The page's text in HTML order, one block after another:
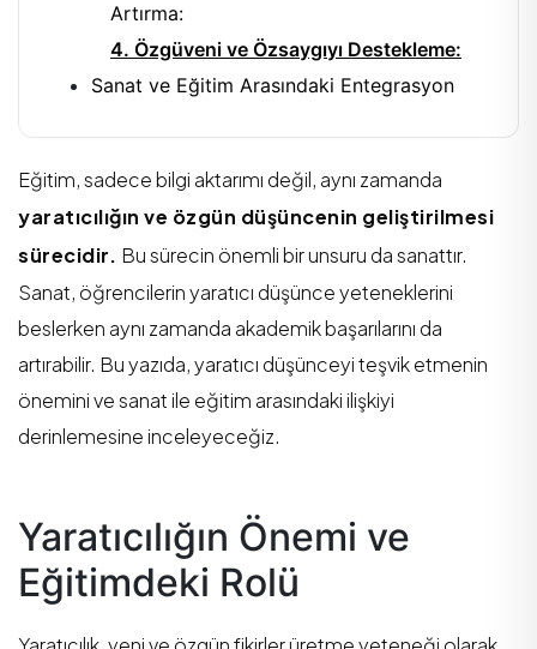
Artırma:
4. Özgüveni ve Özsaygıyı Destekleme:
Sanat ve Eğitim Arasındaki Entegrasyon
Eğitim, sadece bilgi aktarımı değil, aynı zamanda
yaratıcılığın ve özgün düşüncenin geliştirilmesi
sürecidir. Bu sürecin önemli bir unsuru da sanattır.
Sanat, öğrencilerin yaratıcı düşünce yeteneklerini
beslerken aynı zamanda akademik başarılarını da
artırabilir. Bu yazıda, yaratıcı düşünceyi teşvik etmenin
önemini ve sanat ile eğitim arasındaki ilişkiyi
derinlemesine inceleyeceğiz.
Yaratıcılığın Önemi ve
Eğitimdeki Rolü